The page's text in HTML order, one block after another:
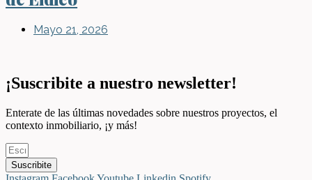
Mayo 21, 2026
¡Suscribite a nuestro newsletter!
Enterate de las últimas novedades sobre nuestros proyectos, el
contexto inmobiliario, ¡y más!
Suscribite